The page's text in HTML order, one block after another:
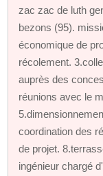
zac zac de luth
bezons (95).
économique de
récolement.
auprès des
réunions avec le
coordination des
de projet.
ingénieur chargé